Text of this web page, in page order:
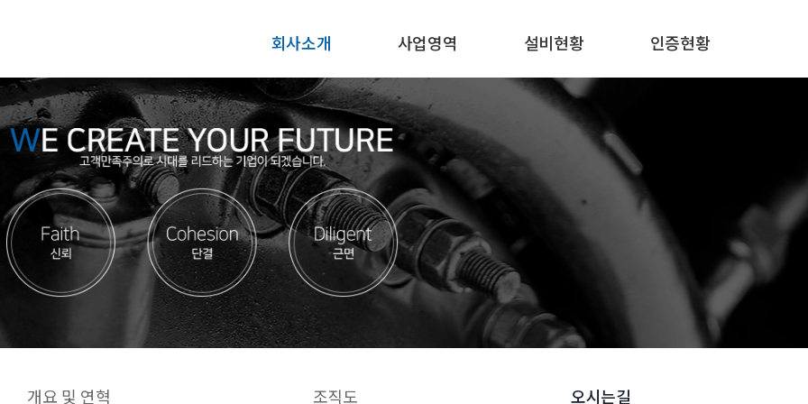
회사소개 사업영역 설비현황 인증현황
개요 및 연혁 조직도 오시는길